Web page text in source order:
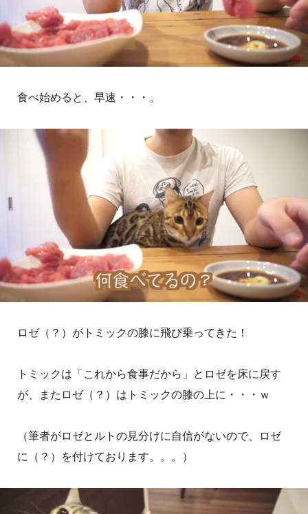
食べ始めると、早速・・・。
ロゼ（？）がトミックの膝に飛び乗ってきた！
トミックは「これから食事だから」とロゼを床に戻す
が、またロゼ（？）はトミックの膝の上に・・・ｗ
（筆者がロゼとルトの見分けに自信がないので、ロゼ
に（？）を付けております。。。）